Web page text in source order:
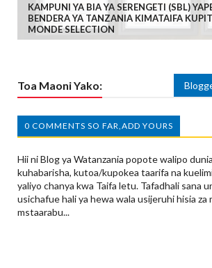
KAMPUNI YA BIA YA SERENGETI (SBL)
BENDERA YA TANZANIA KIMATAIFA
MONDE SELECTION
Toa Maoni Yako:
0 COMMENTS SO FAR,ADD YOURS
Hii ni Blog ya Watanzania popote walipo
kuhabarisha, kutoa/kupokea taarifa na
yaliyo chanya kwa Taifa letu. Tafadhali sana
usichafue hali ya hewa wala usijeruhi hisia
mstaarabu...